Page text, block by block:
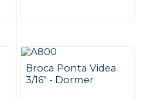
Broca Ponta Videa
3/16" - Dormer